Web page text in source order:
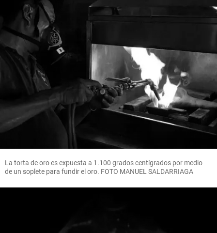
La torta de oro es expuesta a 1.100 grados centígrados por medio
de un soplete para fundir el oro. FOTO MANUEL SALDARRIAGA